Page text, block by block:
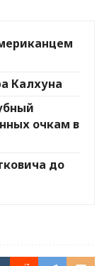
Калхуна
очкам в
до